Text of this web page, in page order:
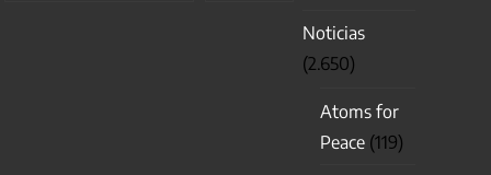
Noticias
(2.650)
Atoms for
Peace (119)